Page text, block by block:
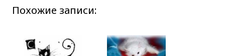
Похожие записи: